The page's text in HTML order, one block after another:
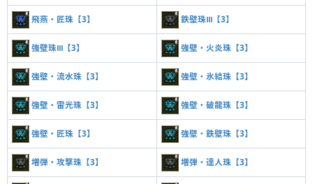
飛燕・匠珠【3】 鉄壁珠Ⅲ【3】
強壁珠Ⅲ【3】 強壁・火炎珠【3】
強壁・流水珠【3】 強壁・氷結珠【3】
強壁・雷光珠【3】 強壁・破龍珠【3】
強壁・匠珠【3】 強壁・鉄壁珠【3】
増弾・攻撃珠【3】 増弾・達人珠【3】